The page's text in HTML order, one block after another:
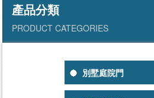
產品分類
PRODUCT CATEGORIES
別墅庭院門